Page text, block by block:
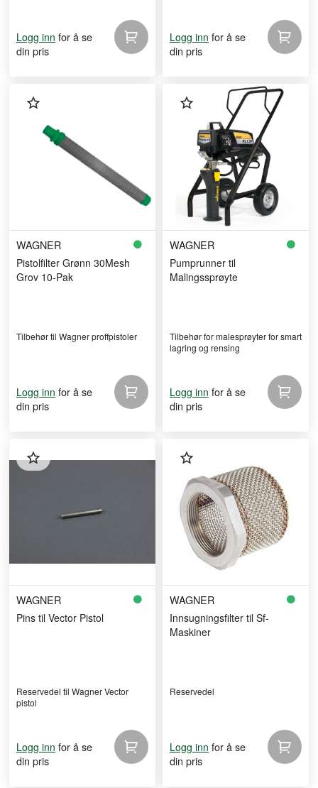
Logg inn for å se
din pris
Logg inn for å se
din pris
WAGNER
Pistolfilter Grønn 30Mesh
Grov 10-Pak
Tilbehør til Wagner proffpistoler
Logg inn for å se
din pris
WAGNER
Pumprunner til
Malingssprøyte
Tilbehør for malesprøyter for smart
lagring og rensing
Logg inn for å se
din pris
WAGNER
Pins til Vector Pistol
Reservedel til Wagner Vector
pistol
Logg inn for å se
din pris
WAGNER
Innsugningsfilter til Sf-
Maskiner
Reservedel
Logg inn for å se
din pris